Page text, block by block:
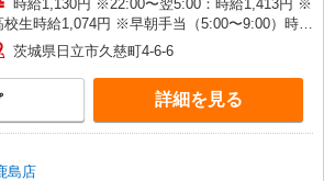
時給1,130円 ※22:00〜翌5:00：時給1,413円 ※
校生時給1,074円 ※早朝手当（5:00〜9:00）時給
150円
茨城県日立市久慈町4-6-6
詳細を見る
島店